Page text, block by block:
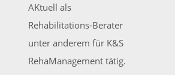
AKtuell als
Rehabilitations-Berater
unter anderem für K&S
RehaManagement tätig.